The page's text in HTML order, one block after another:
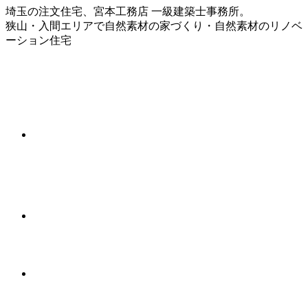
埼玉の注文住宅、宮本工務店 一級建築士事務所。
狭山・入間エリアで自然素材の家づくり・自然素材のリノベ
ーション住宅